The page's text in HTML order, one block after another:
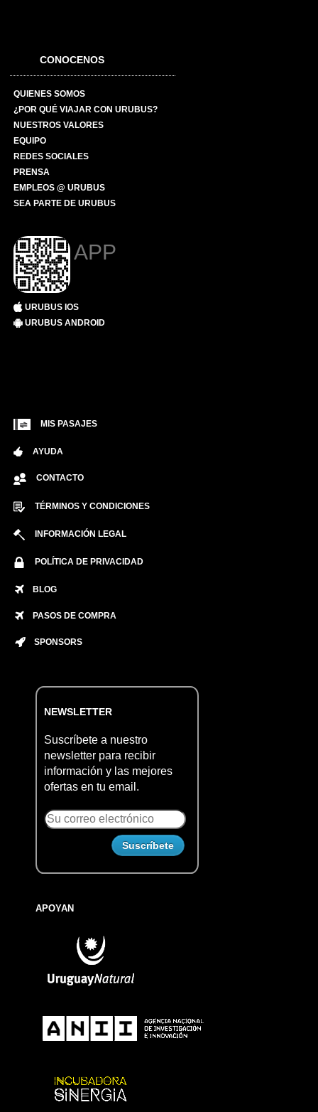
CONOCENOS
QUIENES SOMOS
¿POR QUÉ VIAJAR CON URUBUS?
NUESTROS VALORES
EQUIPO
REDES SOCIALES
PRENSA
EMPLEOS @ URUBUS
SEA PARTE DE URUBUS
APP
URUBUS IOS
URUBUS ANDROID
MIS PASAJES
AYUDA
CONTACTO
TÉRMINOS Y CONDICIONES
INFORMACIÓN LEGAL
POLÍTICA DE PRIVACIDAD
BLOG
PASOS DE COMPRA
SPONSORS
NEWSLETTER
Suscríbete a nuestro
newsletter para recibir
información y las mejores
ofertas en tu email.
APOYAN